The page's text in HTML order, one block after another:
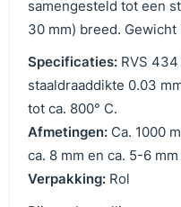
samengesteld tot een
30 mm) breed. Gewicht
Specificaties: RVS 434
staaldraaddikte 0.03
tot ca. 800° C.
Afmetingen: Ca. 1000
ca. 8 mm en ca. 5-6
Verpakking: Rol